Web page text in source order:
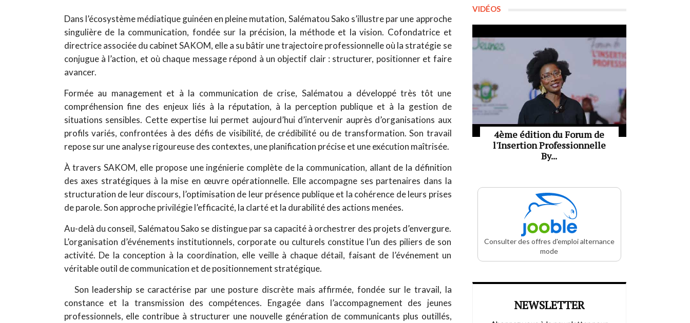
Dans l’écosystème médiatique guinéen en pleine mutation, Salématou Sako s’illustre par une approche
singulière de la communication, fondée sur la précision, la méthode et la vision. Cofondatrice et
directrice associée du cabinet SAKOM, elle a su bâtir une trajectoire professionnelle où la stratégie se
conjugue à l’action, et où chaque message répond à un objectif clair : structurer, positionner et faire
avancer.
Formée au management et à la communication de crise, Salématou a développé très tôt une
compréhension fine des enjeux liés à la réputation, à la perception publique et à la gestion de
situations sensibles. Cette expertise lui permet aujourd’hui d’intervenir auprès d’organisations aux
profils variés, confrontées à des défis de visibilité, de crédibilité ou de transformation. Son travail
repose sur une analyse rigoureuse des contextes, une planification précise et une exécution maîtrisée.
À travers SAKOM, elle propose une ingénierie complète de la communication, allant de la définition
des axes stratégiques à la mise en œuvre opérationnelle. Elle accompagne ses partenaires dans la
structuration de leur discours, l’optimisation de leur présence publique et la cohérence de leurs prises
de parole. Son approche privilégie l’efficacité, la clarté et la durabilité des actions menées.
Au-delà du conseil, Salématou Sako se distingue par sa capacité à orchestrer des projets d’envergure.
L’organisation d’événements institutionnels, corporate ou culturels constitue l’un des piliers de son
activité. De la conception à la coordination, elle veille à chaque détail, faisant de l’événement un
véritable outil de communication et de positionnement stratégique.
Son leadership se caractérise par une posture discrète mais affirmée, fondée sur le travail, la
constance et la transmission des compétences. Engagée dans l’accompagnement des jeunes
professionnels, elle contribue à structurer une nouvelle génération de communicants plus outillés,
VIDÉOS
4ème édition du Forum de
l'Insertion Professionnelle
By...
Consulter des offres d'emploi alternance
mode
NEWSLETTER